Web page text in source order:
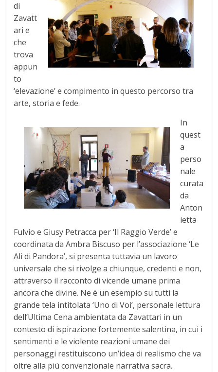
di
Zavatt
ari e
che
trova
appun
to
‘elevazione’ e compimento in questo percorso tra
arte, storia e fede.
In
quest
a
perso
nale
curata
da
Anton
ietta
Fulvio e Giusy Petracca per ‘Il Raggio Verde’ e
coordinata da Ambra Biscuso per l’associazione ‘Le
Ali di Pandora’, si presenta tuttavia un lavoro
universale che si rivolge a chiunque, credenti e non,
attraverso il racconto di vicende umane prima
ancora che divine. Ne è un esempio su tutti la
grande tela intitolata ‘Uno di Voi’, personale lettura
dell’Ultima Cena ambientata da Zavattari in un
contesto di ispirazione fortemente salentina, in cui i
sentimenti e le violente reazioni umane dei
personaggi restituiscono un’idea di realismo che va
oltre alla più convenzionale narrativa sacra.